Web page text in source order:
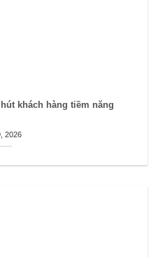
khách hàng tiềm năng
2026